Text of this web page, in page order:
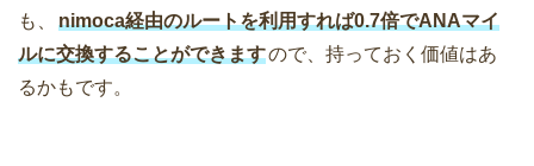
も、
nimoca経由のルートを利用すれば0.7倍でANAマイ
ルに交換することができますので、持っておく価値はあ
るかもです。